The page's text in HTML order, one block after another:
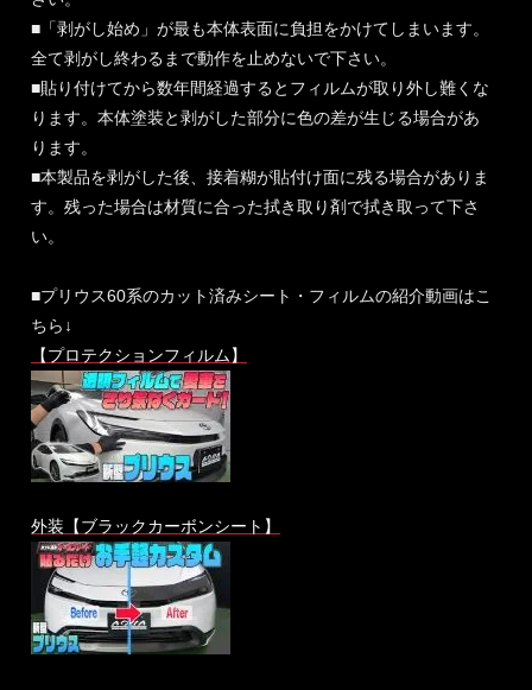
■「剥がし始め」が最も本体表面に負担をかけてしまいます。
全て剥がし終わるまで動作を止めないで下さい。
■貼り付けてから数年間経過するとフィルムが取り外し難くな
ります。本体塗装と剥がした部分に色の差が生じる場合があ
ります。
■本製品を剥がした後、接着糊が貼付け面に残る場合がありま
す。残った場合は材質に合った拭き取り剤で拭き取って下さ
い。
■プリウス60系のカット済みシート・フィルムの紹介動画はこ
ちら↓
【プロテクションフィルム】
外装【ブラックカーボンシート】